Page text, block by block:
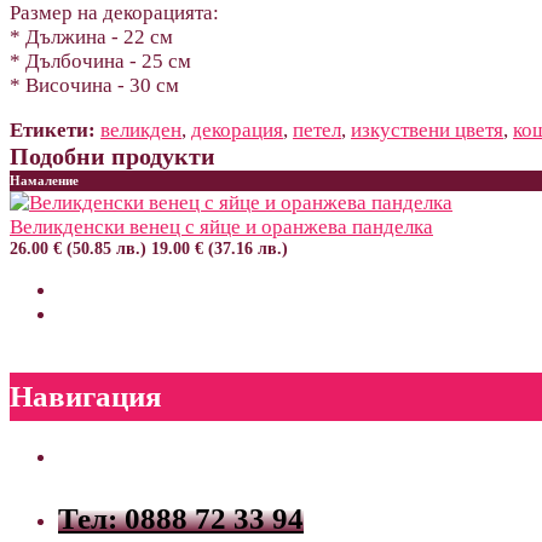
Размер на декорацията:
* Дължина - 22 см
* Дълбочина - 25 см
* Височина - 30 см
Етикети: великден, декорация, петел, изкуствени цветя,
Подобни продукти
Намаление
Великденски венец с яйце и оранжева панделка
26.00 € (50.85 лв.) 19.00 € (37.16 лв.)
Навигация
Тел: 0888 72 33 94